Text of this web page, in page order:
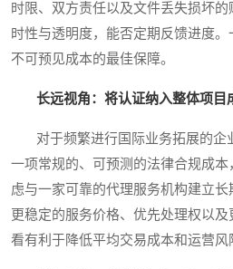
时限、双方责任以及文件丢失损坏
时性与透明度，能否定期反馈进度
不可预见成本的最佳保障。
长远视角：将认证纳入整体项目
对于频繁进行国际业务拓展的企
一项常规的、可预测的法律合规成
虑与一家可靠的代理服务机构建立
更稳定的服务价格、优先处理权以
看有利于降低平均交易成本和运营风